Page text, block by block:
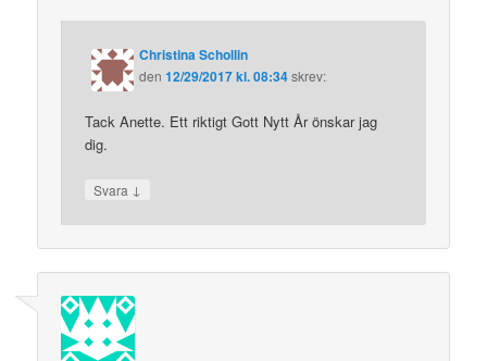
Christina Schollin
den12/29/2017 kl. 08:34skrev:
Tack Anette. Ett riktigt Gott Nytt År önskar jag
dig.
Svara ↓